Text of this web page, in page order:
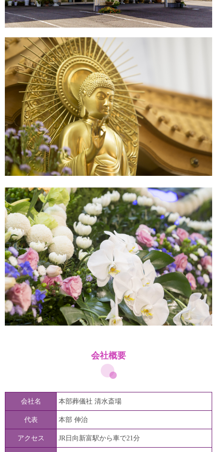
会社概要
会社名 本部葬儀社 清水斎場
代表 本部 伸治
アクセス JR日向新富駅から車で21分